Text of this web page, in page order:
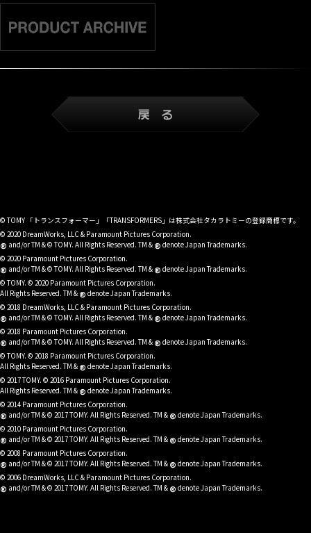
© TOMY 「トランスフォーマー」「TRANSFORMERS」は株式会社タカラトミーの登録商標です。
© 2020 DreamWorks, LLC & Paramount Pictures Corporation.
® and/or TM & © TOMY. All Rights Reserved. TM & ® denote Japan Trademarks.
© 2020 Paramount Pictures Corporation.
® and/or TM & © TOMY. All Rights Reserved. TM & ® denote Japan Trademarks.
© TOMY. © 2020 Paramount Pictures Corporation.
All Rights Reserved. TM & ® denote Japan Trademarks.
© 2018 DreamWorks, LLC & Paramount Pictures Corporation.
® and/or TM & © TOMY. All Rights Reserved. TM & ® denote Japan Trademarks.
© 2018 Paramount Pictures Corporation.
® and/or TM & © TOMY. All Rights Reserved. TM & ® denote Japan Trademarks.
© TOMY. © 2018 Paramount Pictures Corporation.
All Rights Reserved. TM & ® denote Japan Trademarks.
© 2017 TOMY. © 2016 Paramount Pictures Corporation.
All Rights Reserved. TM & ® denote Japan Trademarks.
© 2014 Paramount Pictures Corporation.
® and/or TM & © 2017 TOMY. All Rights Reserved. TM & ® denote Japan Trademarks.
© 2010 Paramount Pictures Corporation.
® and/or TM & © 2017 TOMY. All Rights Reserved. TM & ® denote Japan Trademarks.
© 2008 Paramount Pictures Corporation.
® and/or TM & © 2017 TOMY. All Rights Reserved. TM & ® denote Japan Trademarks.
© 2006 DreamWorks, LLC & Paramount Pictures Corporation.
® and/or TM & © 2017 TOMY. All Rights Reserved. TM & ® denote Japan Trademarks.